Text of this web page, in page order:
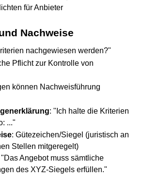
für Anbieter
Nachweise
nachgewiesen werden?"
Pflicht zur Kontrolle von
können Nachweisführung
: "Ich halte die Kriterien
..."
: Gütezeichen/Siegel (juristisch an
Stellen mitgeregelt)
Angebot muss sämtliche
des XYZ-Siegels erfüllen."